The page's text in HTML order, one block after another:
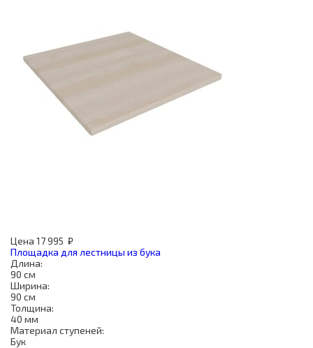
Цена 17 995 ₽
Площадка для лестницы из бука
Длина:
90 см
Ширина:
90 см
Толщина:
40 мм
Материал ступеней:
Бук